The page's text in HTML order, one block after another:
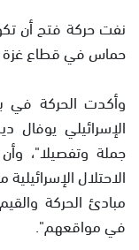
نفت حركة فتح أن
حماس في قطاع غزة في
وأكدت الحركة في
الإسرائيلي
جملة وتفصيلا"،
الاحتلال
مبادئ الحركة
في مواقعهم".